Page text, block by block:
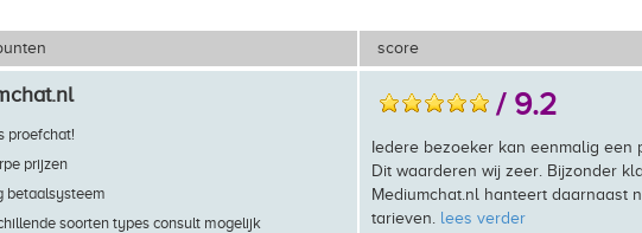
score
proefchat!
prijzen
betaalsysteem
soorten types consult mogelijk
/ 9.2
Iedere bezoeker kan eenmalig een
Dit waarderen wij zeer. Bijzonder
Mediumchat.nl hanteert daarnaast
tarieven. lees verder